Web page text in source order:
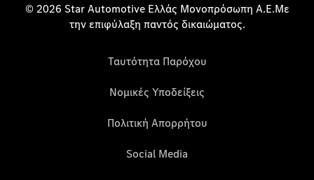
© 2026 Star Automotive Ελλάς Μονοπρόσωπη Α.Ε.Με
την επιφύλαξη παντός δικαιώματος.
Ταυτότητα Παρόχου
Νομικές Υποδείξεις
Πολιτική Απορρήτου
Social Media